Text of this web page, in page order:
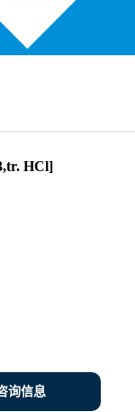
HCl]
询信息